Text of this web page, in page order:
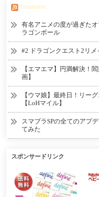
Tmatome
有名アニメの度が過ぎた
ラゴンボール
#2 ドラゴンクエスト2リメ
【エマエマ】円満解決！
画】
【ウマ娘】最終日！リー
【LoHマイル】
スマブラSPの全てのアプ
てみた
スポンサードリンク